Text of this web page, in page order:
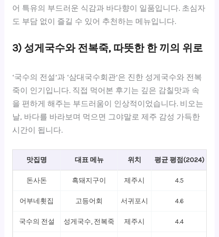
어 특유의 부드러운 식감과 바다향이 일품입니다. 초심자
도 부담 없이 즐길 수 있어 추천하는 메뉴입니다.
3) 성게국수와 전복죽, 따뜻한 한 끼의 위로
‘국수의 전설’과 ‘삼대국수회관’은 진한 성게국수와 전복
죽이 인기입니다. 직접 먹어본 후기는 깊은 감칠맛과 속
을 편하게 해주는 부드러움이 인상적이었습니다. 비오는
날, 바다를 바라보며 먹으면 그야말로 제주 감성 가득한
시간이 됩니다.
맛집명 대표 메뉴 위치 평균 평점(2024)
돈사돈 흑돼지구이 제주시 4.5
어부네횟집 고등어회 서귀포시 4.6
국수의 전설 성게국수, 전복죽 제주시 4.4